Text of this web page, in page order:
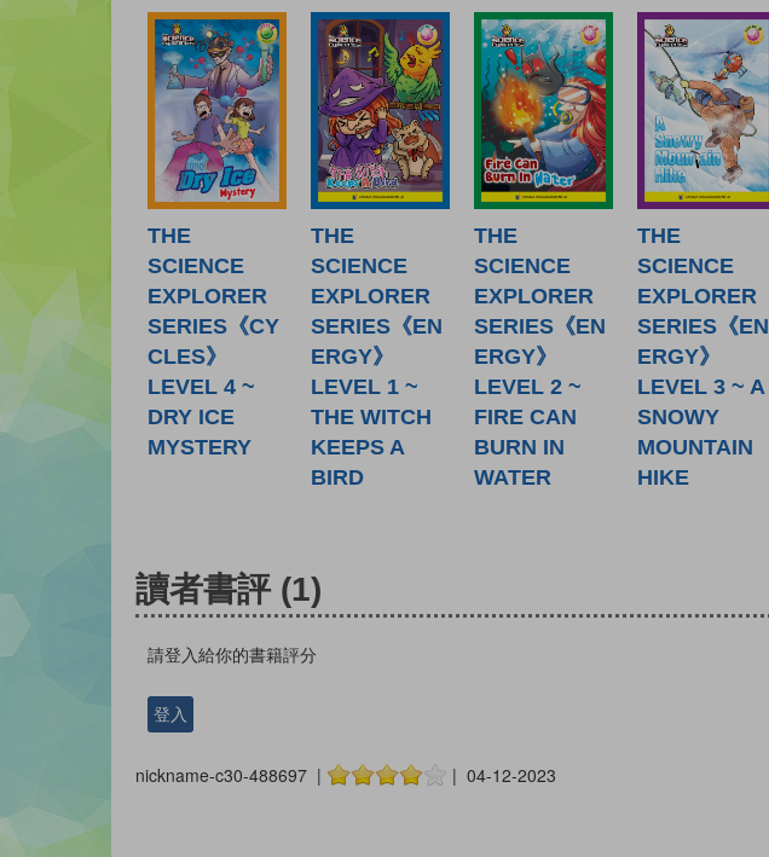
THE
SCIENCE
EXPLORER
SERIES《CY
CLES》
LEVEL 4 ~
DRY ICE
MYSTERY
THE
SCIENCE
EXPLORER
SERIES《EN
ERGY》
LEVEL 1 ~
THE WITCH
KEEPS A
BIRD
THE
SCIENCE
EXPLORER
SERIES《EN
ERGY》
LEVEL 2 ~
FIRE CAN
BURN IN
WATER
THE
SCIENCE
EXPLORER
SERIES《EN
ERGY》
LEVEL 3 ~ A
SNOWY
MOUNTAIN
HIKE
讀者書評 (1)
請登入給你的書籍評分
登入
nickname-c30-488697 | | 04-12-2023